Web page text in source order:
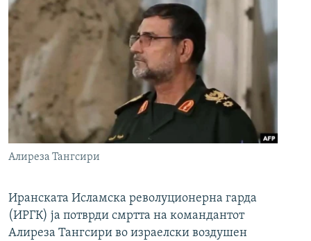
Алиреза Тангсири
Иранската Исламска револуционерна гарда
(ИРГК) ја потврди смртта на командантот
Алиреза Тангсири во израелски воздушен